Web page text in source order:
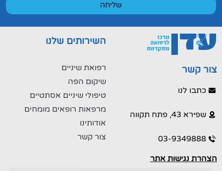
שליחה
צור קשר
כתבו לנו
שפירא 43, פתח תקווה
03-9349888
הצהרת נגישות אתר
השירותים שלנו
רפואת שיניים
שיקום הפה
טיפולי שיניים אסתטיים
מרפאות רופאים מומחים
אודותינו
צור קשר